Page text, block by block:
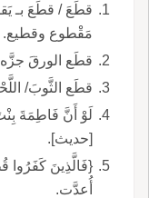
قطَعَ / قطَعَ بـ
مَقْطوع وقطيع.
قطَع الورقَ
قطَع الثَّوبَ/
لَوْ أَنَّ فَاطِمَةَ
[حديث].
{فَالَّذِينَ كَفَرُوا
أُعدَّت.